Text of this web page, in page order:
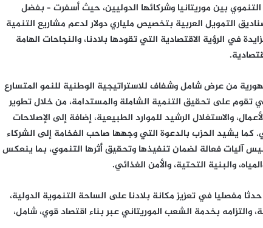
بين موريتانيا وشركائها الدوليين، حيث أسفرت – بفضل
التمويل العربية بتخصيص ملياري دولار لدعم مشاريع التنمية
في الرؤية الاقتصادية التي تقودها بلادنا، والنجاحات الهامة
من عرض شامل وشفاف للاستراتيجية الوطنية للنمو المتسارع
تقوم على تحقيق التنمية الشاملة والمستدامة، من خلال تطوير
والاستغلال الرشيد للموارد الطبيعية، إضافة إلى الإصلاحات
الهيكلية العميقة التي تعزز من فاعلية التمويل التنموي. ‎كما يشيد الحزب بالدعوة التي وجهها صاحب الفخامة إلى الشركاء
آليات فعالة لضمان تنفيذها وتحقيق أثرها التنموي، بما ينعكس
والبنية التحتية، والأمن الغذائي.
مفصليا في تعزيز مكانة بلادنا على الساحة التنموية الدولية،
بخدمة الشعب الموريتاني عبر بناء اقتصاد قوي، شامل،